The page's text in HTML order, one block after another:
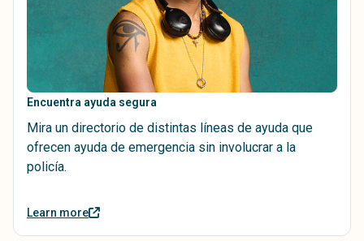
Encuentra ayuda segura
Mira un directorio de distintas líneas de ayuda que
ofrecen ayuda de emergencia sin involucrar a la
policía.
Learn more